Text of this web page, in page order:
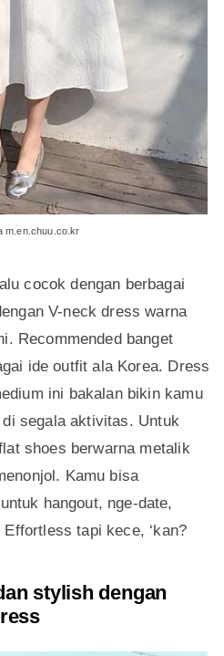
m.en.chuu.co.kr
cocok dengan berbagai
V-neck dress warna
Recommended banget
ide outfit ala Korea. Dress
ini bakalan bikin kamu
segala aktivitas. Untuk
shoes berwarna metalik
Kamu bisa
hangout, nge-date,
tapi kece, ‘kan?
stylish dengan